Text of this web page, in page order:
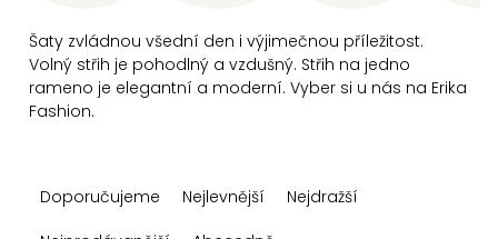
Šaty zvládnou všední den i výjimečnou příležitost.
Volný střih je pohodlný a vzdušný. Střih na jedno
rameno je elegantní a moderní. Vyber si u nás na Erika
Fashion.
aDoporučujeme Nejlevnější
Nejdražší